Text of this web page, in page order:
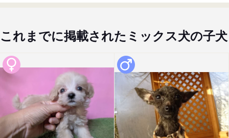
これまでに掲載されたミックス犬の子犬